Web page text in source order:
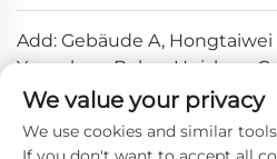
Add: Gebäude A,
Yuanzhou, Boluo, Huizhou,
E-Mail:[email protected]
Tel.: +86-0752-6688646
We value your privacy
We use cookies and similar